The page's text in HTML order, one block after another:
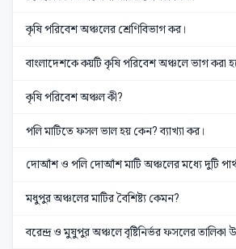
কৃষি পরিবেশ অঞ্চলের শ্রেণিবিভাগ কর।
বাংলাদেশকে কয়টি কৃষি পরিবেশ অঞ্চলে ভাগ করা
কৃষি পরিবেশ অঞ্চল কী?
পলি মাটিতে ফসল ভাল হয় কেন? ব্যাখ্যা কর।
দোআঁশ ও পলি দোআঁশ মাটি অঞ্চলের মধ্যে দুটি
মধুপুর অঞ্চলের মাটির বৈশিষ্ট্য কেমন?
বরেন্দ্র ও মুষুপুর অঞ্চলে বৃষ্টিনির্ভর ফসলের তালিকা